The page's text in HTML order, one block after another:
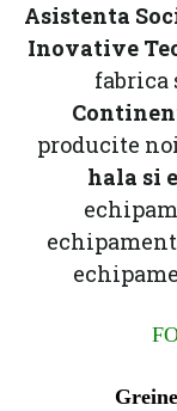
Asistenta
Inovative
fabrica
producite
hala si